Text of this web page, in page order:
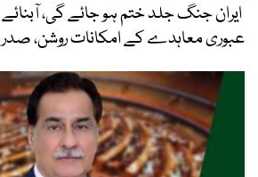
ایران جنگ جلد ختم ہو جائے گی،
عبوری معاہدے کے امکانات روشن،